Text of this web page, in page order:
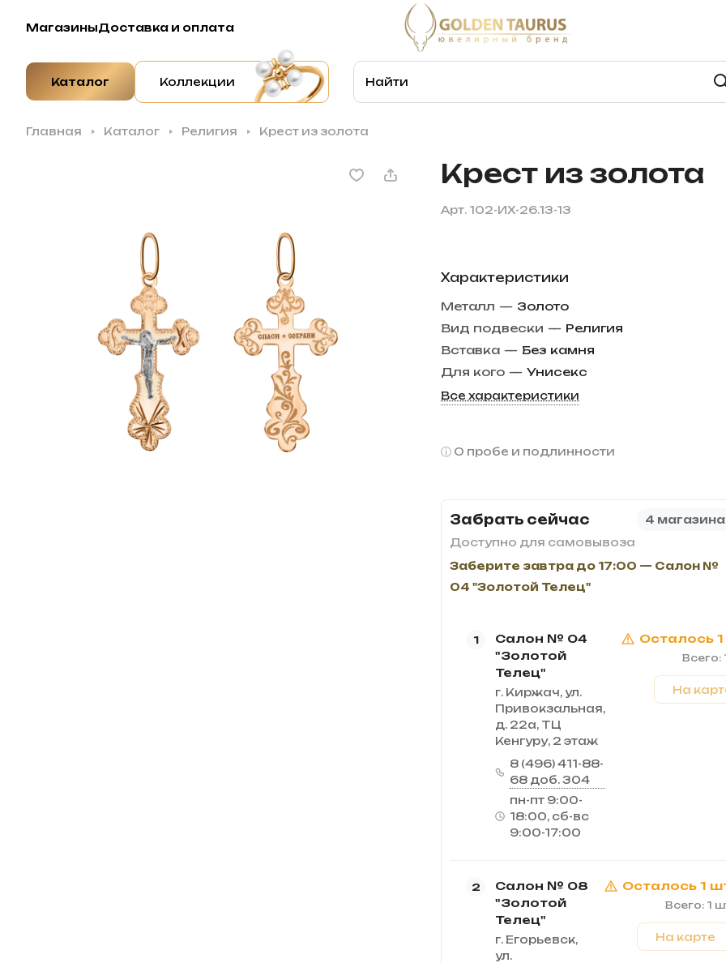
МагазиныДоставка и оплата
Каталог Коллекции
Главная Каталог Религия Крест из золота
Крест из золота
Арт. 102-ИХ-26.13-13
Характеристики
Металл — Золото
Вид подвески — Религия
Вставка — Без камня
Для кого — Унисекс
Все характеристики
О пробе и подлинности
Забрать сейчас
4 магазина
Доступно для самовывоза
Заберите завтра до 17:00 — Салон №
04 "Золотой Телец"
1
Салон № 04
"Золотой
Телец"
г. Киржач, ул.
Привокзальная,
д. 22а, ТЦ
Кенгуру, 2 этаж
8 (496) 411-88-
68 доб. 304
пн-пт 9:00-
18:00, сб-вс
9:00-17:00
Осталось
Всего:
На
2
Салон № 08
"Золотой
Телец"
г. Егорьевск,
ул.
Осталось 1
Всего: 1
На карте